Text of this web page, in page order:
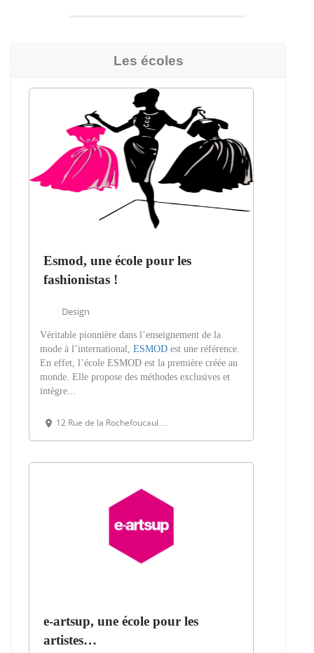
Les écoles
Esmod, une école pour les
fashionistas !
Design
Véritable pionnière dans l’enseignement de la
mode à l’international, ESMOD est une référence.
En effet, l’école ESMOD est la première créée au
monde. Elle propose des méthodes exclusives et
intègre...
12 Rue de la Rochefoucauld, 75009 Paris, France
e-artsup, une école pour les
artistes…